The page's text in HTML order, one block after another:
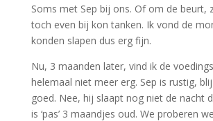
Soms met Sep bij ons. Of om de beurt,
toch even bij kon tanken. Ik vond de
konden slapen dus erg fijn.
Nu, 3 maanden later, vind ik de
helemaal niet meer erg. Sep is rustig,
goed. Nee, hij slaapt nog niet de nacht
is ‘pas’ 3 maandjes oud. We proberen